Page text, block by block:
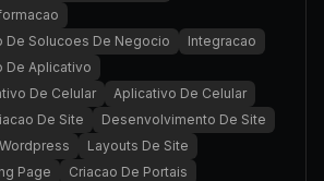
De Solucoes De Negocio
Integracao
De Aplicativo
De Celular
Aplicativo De Celular
De Site
Desenvolvimento De Site
Layouts De Site
Page
Criacao De Portais